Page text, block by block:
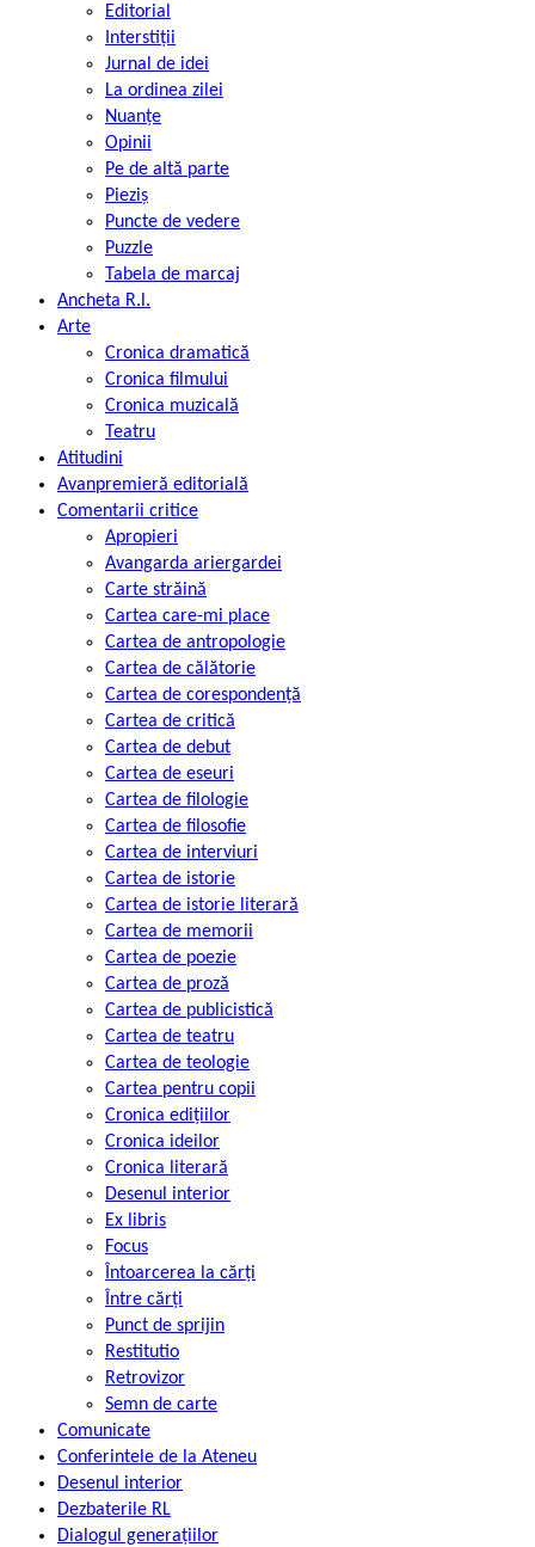
Editorial
Interstiții
Jurnal de idei
La ordinea zilei
Nuanțe
Opinii
Pe de altă parte
Pieziș
Puncte de vedere
Puzzle
Tabela de marcaj
Ancheta R.l.
Arte
Cronica dramatică
Cronica filmului
Cronica muzicală
Teatru
Atitudini
Avanpremieră editorială
Comentarii critice
Apropieri
Avangarda ariergardei
Carte străină
Cartea care-mi place
Cartea de antropologie
Cartea de călătorie
Cartea de corespondență
Cartea de critică
Cartea de debut
Cartea de eseuri
Cartea de filologie
Cartea de filosofie
Cartea de interviuri
Cartea de istorie
Cartea de istorie literară
Cartea de memorii
Cartea de poezie
Cartea de proză
Cartea de publicistică
Cartea de teatru
Cartea de teologie
Cartea pentru copii
Cronica edițiilor
Cronica ideilor
Cronica literară
Desenul interior
Ex libris
Focus
Întoarcerea la cărți
Între cărți
Punct de sprijin
Restitutio
Retrovizor
Semn de carte
Comunicate
Conferintele de la Ateneu
Desenul interior
Dezbaterile RL
Dialogul generațiilor